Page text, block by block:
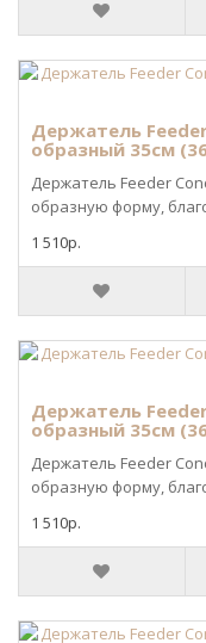
Держатель
образный 35см
Держатель Feeder
образную форму,
1 510р.
Держатель
образный 35см
Держатель Feeder
образную форму,
1 510р.